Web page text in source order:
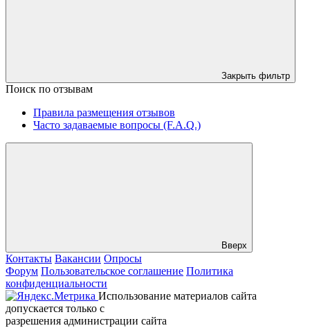
Закрыть фильтр
Поиск по отзывам
Правила размещения отзывов
Часто задаваемые вопросы (F.A.Q.)
Вверх
Контакты Вакансии Опросы
Форум Пользовательское соглашение Политика
конфиденциальности
Использование материалов сайта
допускается только с
разрешения администрации сайта